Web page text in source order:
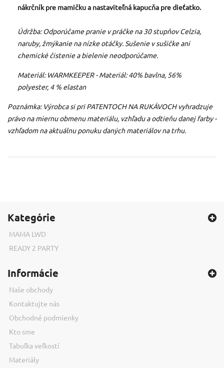
nákrčník pre mamičku a nastaviteľná kapucňa pre dieťatko.
Údržba: Odporúčame pranie v práčke na 30 stupňov Celzia,
naruby, žmýkanie na nízke otáčky. Sušenie v sušičke ani
chemické čistenie a bielenie neodporúčame.
Materiál: WARMKEEPER -Materiál:40% bavlna, 56%
polyester, 4 % elastan
Poznámka: Výrobca si pri PATENTOCH NA RUKÁVOCH vyhradzuje
právo na miernu obmenu materiálu, vzhľadu a odtieňu danej farby -
vzhľadom na aktuálnu ponuku daných materiálov na trhu.
Kategórie
MAMA LWD
READY 2 PARTY
Informácie
Naše obchody
Kontaktujte nás
Obchodné podmienky
Kto sme
Tabuľka veľkostí
Materiály